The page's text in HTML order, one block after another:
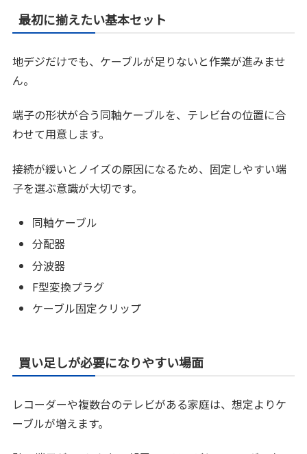
最初に揃えたい基本セット
地デジだけでも、ケーブルが足りないと作業が進みませ
ん。
端子の形状が合う同軸ケーブルを、テレビ台の位置に合
わせて用意します。
接続が緩いとノイズの原因になるため、固定しやすい端
子を選ぶ意識が大切です。
同軸ケーブル
分配器
分波器
F型変換プラグ
ケーブル固定クリップ
買い足しが必要になりやすい場面
レコーダーや複数台のテレビがある家庭は、想定よりケ
ーブルが増えます。